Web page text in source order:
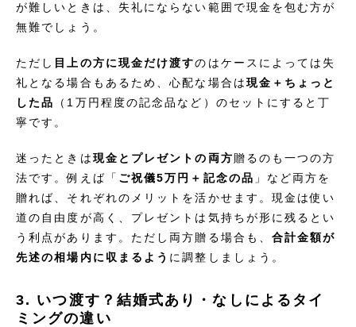
が難しいときは、失礼にならない範囲で現金を包む方が
無難でしょう。
ただし 目上の方に現金だけ渡すのはケースによっては失
礼となる場合もあるため、心配な場合は現金＋ちょっと
した品
（1万円程度の記念品など）のセットにすると丁
寧です。
迷ったときは現金とプレゼントの両方贈るのも一つの方
法です。例えば「 ご祝儀5万円＋記念の品 」など両方を
贈れば、それぞれのメリットを活かせます。現金は使い
道の自由度が高く、プレゼントは気持ちが形に残るとい
う利点があります。ただし両方贈る場合も、合計金額が
先述の相場内に収まるよう に調整しましょう。
3. いつ渡す？結婚式あり・なしによるタイ
ミングの違い